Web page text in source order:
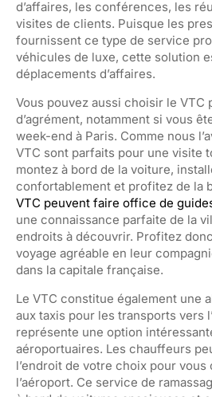
d’affaires, les conférences, les
visites de clients. Puisque les
fournissent ce type de service
véhicules de luxe, cette solution
déplacements d’affaires.
Vous pouvez aussi choisir le VTC
d’agrément, notamment si vous
week-end à Paris. Comme nous
VTC sont parfaits pour une visite
montez à bord de la voiture,
confortablement et profitez de la
VTC peuvent faire office de
une connaissance parfaite de la
endroits à découvrir. Profitez
voyage agréable en leur
dans la capitale française.
Le VTC constitue également une
aux taxis pour les transports vers
représente une option
aéroportuaires. Les chauffeurs
l’endroit de votre choix pour
l’aéroport. Ce service de